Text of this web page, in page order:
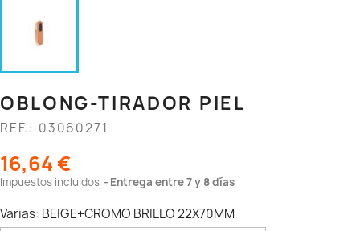
OBLONG-TIRADOR PIEL
REF.: 03060271
16,64 €
Impuestos incluidos Entrega entre 7 y 8 días
Varias: BEIGE+CROMO BRILLO 22X70MM